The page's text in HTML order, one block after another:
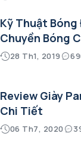
Kỹ Thuật Bóng
Chuyền Bóng
28 Th1, 2019
Review Giày
Chi Tiết
06 Th7, 2020